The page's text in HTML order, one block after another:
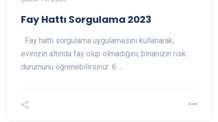
Fay Hattı Sorgulama 2023
Fay hattı sorgulama uygulamasını kullanarak,
evinizin altında fay olup olmadığını, binanızın risk
durumunu öğrenebilirsiniz. 6 ...